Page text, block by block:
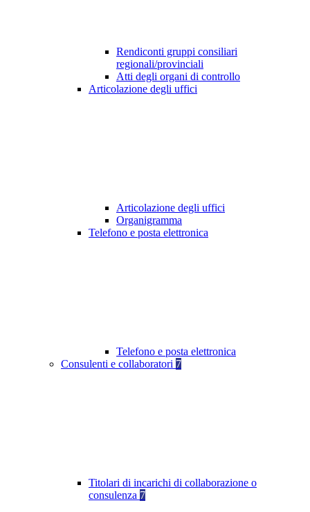
Rendiconti gruppi consiliari
regionali/provinciali
Atti degli organi di controllo
Articolazione degli uffici
Articolazione degli uffici
Organigramma
Telefono e posta elettronica
Telefono e posta elettronica
Consulenti e collaboratori 7
Titolari di incarichi di collaborazione o
consulenza 7